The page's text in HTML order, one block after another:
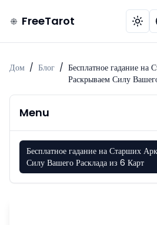
FreeTarot
Дом / Блог / Бесплатное гадание на
Раскрываем Силу
Menu
Бесплатное гадание на Старших
Силу Вашего Расклада из 6 Карт